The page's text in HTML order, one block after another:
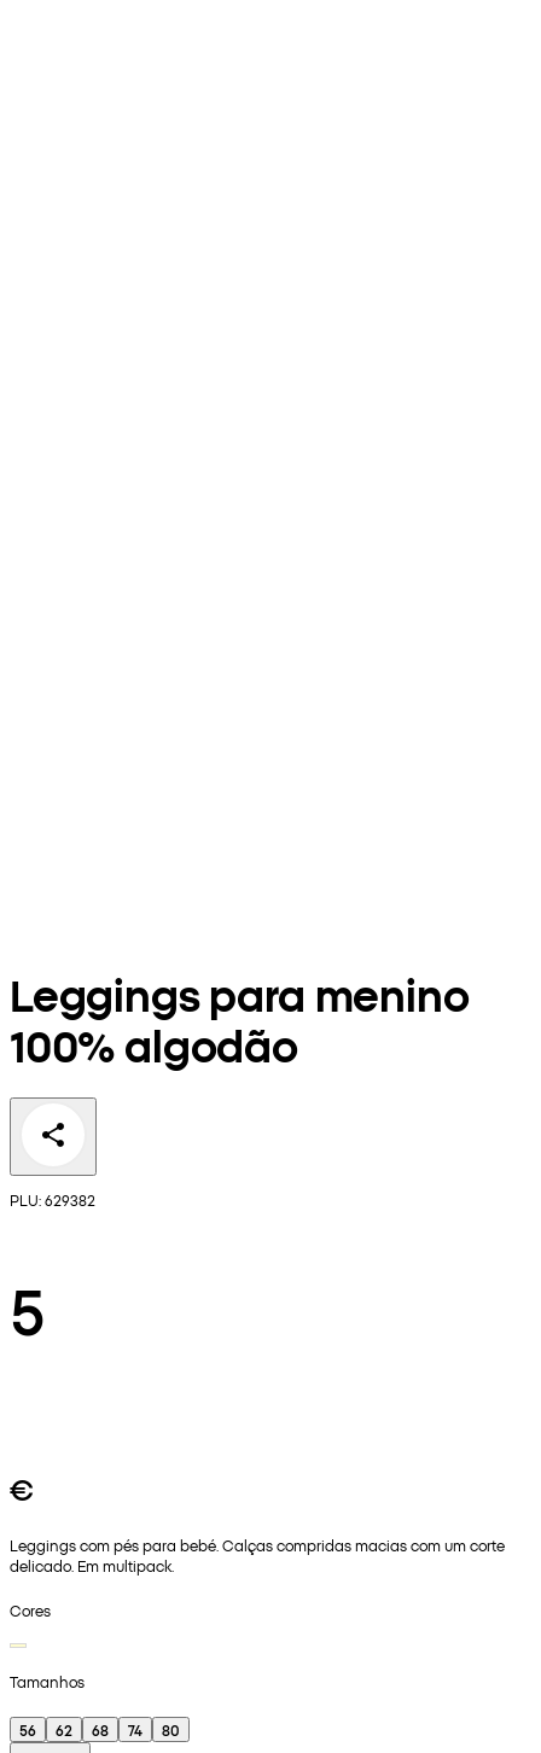
Leggings para menino
100% algodão
PLU: 629382
5
€
Leggings com pés para bebé. Calças compridas macias com um corte
delicado. Em multipack.
Cores
Tamanhos
56 62 68 74
80